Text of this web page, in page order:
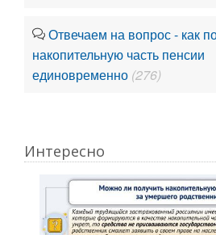
Отвечаем на вопрос - как
накопительную часть пенсии
единовременно (276)
Интересно